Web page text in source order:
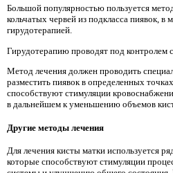
Большой популярностью пользуется
кольчатых червей из подкласса пиявок, в
гирудотерапией.
Гирудотерапию проводят под контролем
Метод лечения должен проводить
разместить пиявок в определенных
способствуют стимуляции
в дальнейшем к уменьшению объемов
Другие методы лечения
Для лечения кисты матки используется
которые способствуют стимуляции